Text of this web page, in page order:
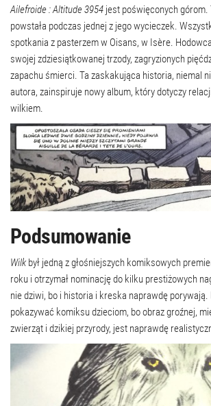
Ailefroide : Altitude 3954 jest poświęconych
powstała podczas jednej z jego wycieczek.
spotkania z pasterzem w Oisans, w Isère.
swojej zdziesiątkowanej trzody, zagryzionych
zapachu śmierci. Ta zaskakująca historia, niemal
autora, zainspiruje nowy album, który dotyczy
wilkiem.
Podsumowanie
Wilkbył jedną z głośniejszych komiksowych
roku i otrzymał nominację do kilku prestiżowych
nie dziwi, bo i historia i kreska naprawdę porywają.
pokazywać komiksu dzieciom, bo obraz groźnej,
zwierząt i dzikiej przyrody, jest naprawdę